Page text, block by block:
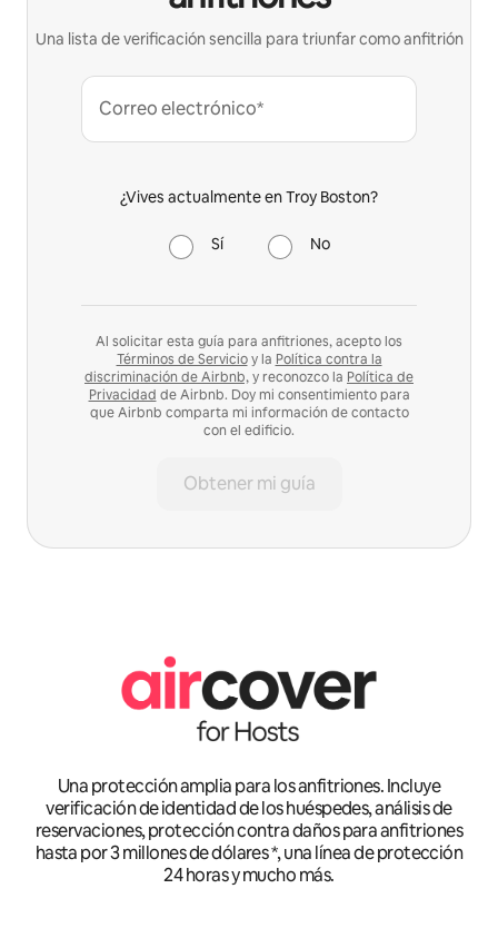
Una lista de verificación sencilla para triunfar como anfitrión
Correo electrónico*
¿Vives actualmente en Troy Boston?
Sí No
Al solicitar esta guía para anfitriones, acepto los
Términos de Servicioy la Política contra la
discriminación de Airbnb,y reconozco la Política de
Privacidad de Airbnb. Doy mi consentimiento para
que Airbnb comparta mi información de contacto
con el edificio.
Obtener mi guía
Una protección amplia para los anfitriones. Incluye
verificación de identidad de los huéspedes, análisis de
reservaciones, protección contra daños para anfitriones
hasta por 3 millones de dólares *, una línea de protección
24 horas y mucho más.